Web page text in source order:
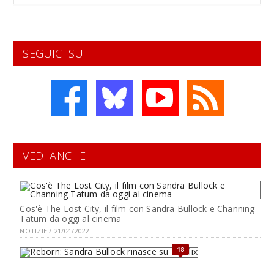
SEGUICI SU
VEDI ANCHE
Cos'è The Lost City, il film con Sandra Bullock e Channing
Tatum da oggi al cinema
NOTIZIE / 21/04/2022
18